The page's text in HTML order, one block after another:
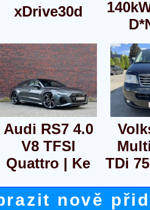
xDrive30d
Audi RS7 4.0
V8 TFSI
Quattro | Ke
TDi
nově